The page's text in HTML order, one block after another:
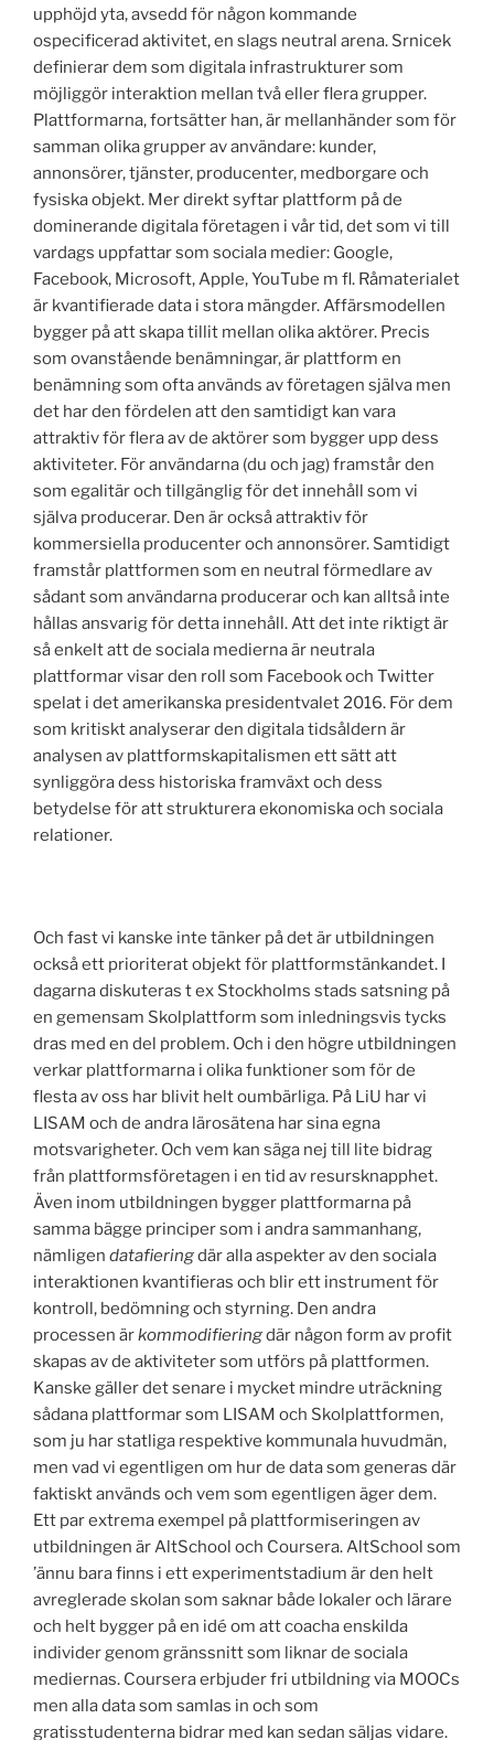
upphöjd yta, avsedd för någon kommande
ospecificerad aktivitet, en slags neutral arena. Srnicek
definierar dem som digitala infrastrukturer som
möjliggör interaktion mellan två eller flera grupper.
Plattformarna, fortsätter han, är mellanhänder som för
samman olika grupper av användare: kunder,
annonsörer, tjänster, producenter, medborgare och
fysiska objekt. Mer direkt syftar plattform på de
dominerande digitala företagen i vår tid, det som vi till
vardags uppfattar som sociala medier: Google,
Facebook, Microsoft, Apple, YouTube m fl. Råmaterialet
är kvantifierade data i stora mängder. Affärsmodellen
bygger på att skapa tillit mellan olika aktörer. Precis
som ovanstående benämningar, är plattform en
benämning som ofta används av företagen själva men
det har den fördelen att den samtidigt kan vara
attraktiv för flera av de aktörer som bygger upp dess
aktiviteter. För användarna (du och jag) framstår den
som egalitär och tillgänglig för det innehåll som vi
själva producerar. Den är också attraktiv för
kommersiella producenter och annonsörer. Samtidigt
framstår plattformen som en neutral förmedlare av
sådant som användarna producerar och kan alltså inte
hållas ansvarig för detta innehåll. Att det inte riktigt är
så enkelt att de sociala medierna är neutrala
plattformar visar den roll som Facebook och Twitter
spelat i det amerikanska presidentvalet 2016. För dem
som kritiskt analyserar den digitala tidsåldern är
analysen av plattformskapitalismen ett sätt att
synliggöra dess historiska framväxt och dess
betydelse för att strukturera ekonomiska och sociala
relationer.
Och fast vi kanske inte tänker på det är utbildningen
också ett prioriterat objekt för plattformstänkandet. I
dagarna diskuteras t ex Stockholms stads satsning på
en gemensam Skolplattform som inledningsvis tycks
dras med en del problem. Och i den högre utbildningen
verkar plattformarna i olika funktioner som för de
flesta av oss har blivit helt oumbärliga. På LiU har vi
LISAM och de andra lärosätena har sina egna
motsvarigheter. Och vem kan säga nej till lite bidrag
från plattformsföretagen i en tid av resursknapphet.
Även inom utbildningen bygger plattformarna på
samma bägge principer som i andra sammanhang,
nämligen datafieringdär alla aspekter av den sociala
interaktionen kvantifieras och blir ett instrument för
kontroll, bedömning och styrning. Den andra
processen ärkommodifieringdär någon form av profit
skapas av de aktiviteter som utförs på plattformen.
Kanske gäller det senare i mycket mindre uträckning
sådana plattformar som LISAM och Skolplattformen,
som ju har statliga respektive kommunala huvudmän,
men vad vi egentligen om hur de data som generas där
faktiskt används och vem som egentligen äger dem.
Ett par extrema exempel på plattformiseringen av
utbildningen är AltSchool och Coursera. AltSchool som
’ännu bara finns i ett experimentstadium är den helt
avreglerade skolan som saknar både lokaler och lärare
och helt bygger på en idé om att coacha enskilda
individer genom gränssnitt som liknar de sociala
mediernas. Coursera erbjuder fri utbildning via MOOCs
men alla data som samlas in och som
gratisstudenterna bidrar med kan sedan säljas vidare.